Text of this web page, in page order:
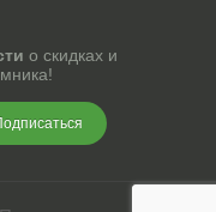
о скидках и